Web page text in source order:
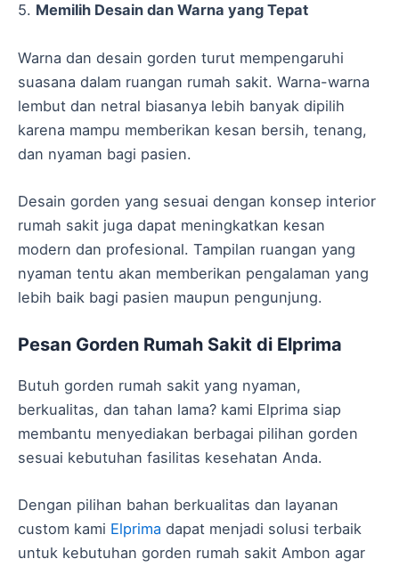
5. Memilih Desain dan Warna yang Tepat
Warna dan desain gorden turut mempengaruhi
suasana dalam ruangan rumah sakit. Warna-warna
lembut dan netral biasanya lebih banyak dipilih
karena mampu memberikan kesan bersih, tenang,
dan nyaman bagi pasien.
Desain gorden yang sesuai dengan konsep interior
rumah sakit juga dapat meningkatkan kesan
modern dan profesional. Tampilan ruangan yang
nyaman tentu akan memberikan pengalaman yang
lebih baik bagi pasien maupun pengunjung.
Pesan Gorden Rumah Sakit di Elprima
Butuh gorden rumah sakit yang nyaman,
berkualitas, dan tahan lama? kami Elprima siap
membantu menyediakan berbagai pilihan gorden
sesuai kebutuhan fasilitas kesehatan Anda.
Dengan pilihan bahan berkualitas dan layanan
custom kami Elprima dapat menjadi solusi terbaik
untuk kebutuhan gorden rumah sakit Ambon agar